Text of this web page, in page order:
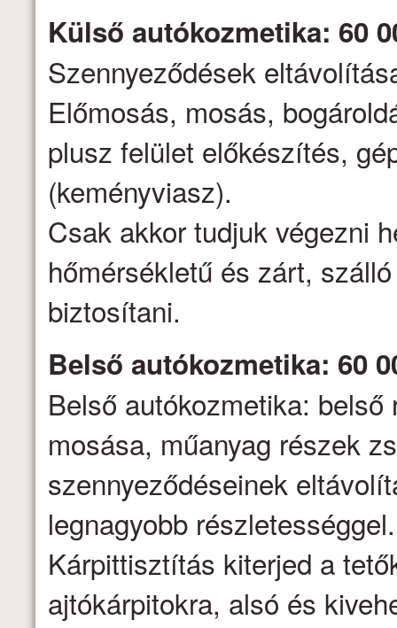
Külső autókozmetika: 60
Szennyeződések
Előmosás, mosás,
plusz felület előkészítés,
(keményviasz).
Csak akkor tudjuk végezni
hőmérsékletű és zárt,
biztosítani.
Belső autókozmetika: 60
Belső autókozmetika:
mosása, műanyag részek
szennyeződéseinek
legnagyobb részletességgel.
Kárpittisztítás kiterjed a
ajtókárpitokra, alsó és